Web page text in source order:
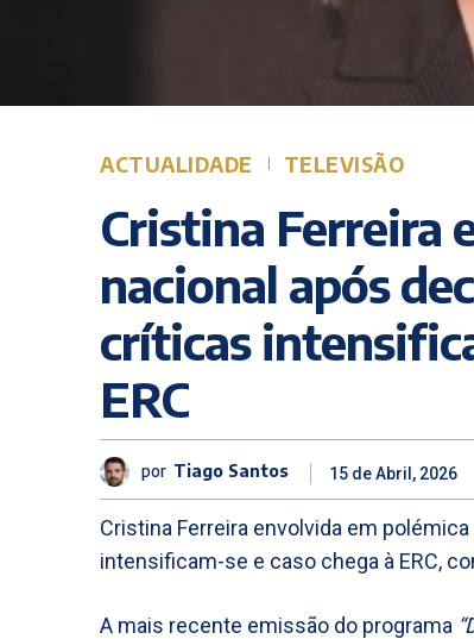
ACTUALIDADE TELEVISÃO
Cristina Ferreira
nacional após
críticas
ERC
por Tiago Santos 15 de Abril, 2026
Cristina Ferreira envolvida em
intensificam-se e caso chega à ERC,
A mais recente emissão do programa